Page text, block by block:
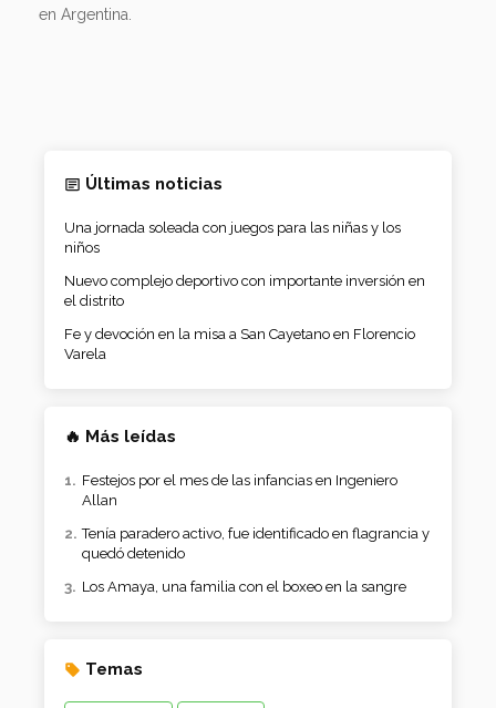
en Argentina.
Últimas noticias
Una jornada soleada con juegos para las niñas y los
niños
Nuevo complejo deportivo con importante inversión en
el distrito
Fe y devoción en la misa a San Cayetano en Florencio
Varela
🔥 Más leídas
Festejos por el mes de las infancias en Ingeniero
Allan
Tenía paradero activo, fue identificado en flagrancia y
quedó detenido
Los Amaya, una familia con el boxeo en la sangre
Temas